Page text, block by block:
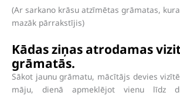
(Ar sarkano krāsu atzīmētas grāmatas,
mazāk pārrakstījis)
Kādas ziņas atrodamas
grāmatās.
Sākot jaunu grāmatu, mācītājs devies
māju, dienā apmeklējot vienu līdz